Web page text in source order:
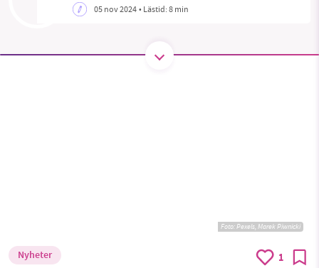
05 nov 2024• Lästid:8 min
Foto:Pexels, Marek Piwnicki
Nyheter 1